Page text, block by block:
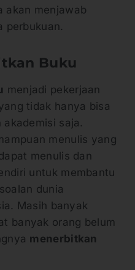
akan menjawab
perbukuan.
Buku
menjadi pekerjaan
tidak hanya bisa
saja.
menulis yang
menulis dan
untuk membantu
dunia
Masih banyak
banyak orang belum
menerbitkan